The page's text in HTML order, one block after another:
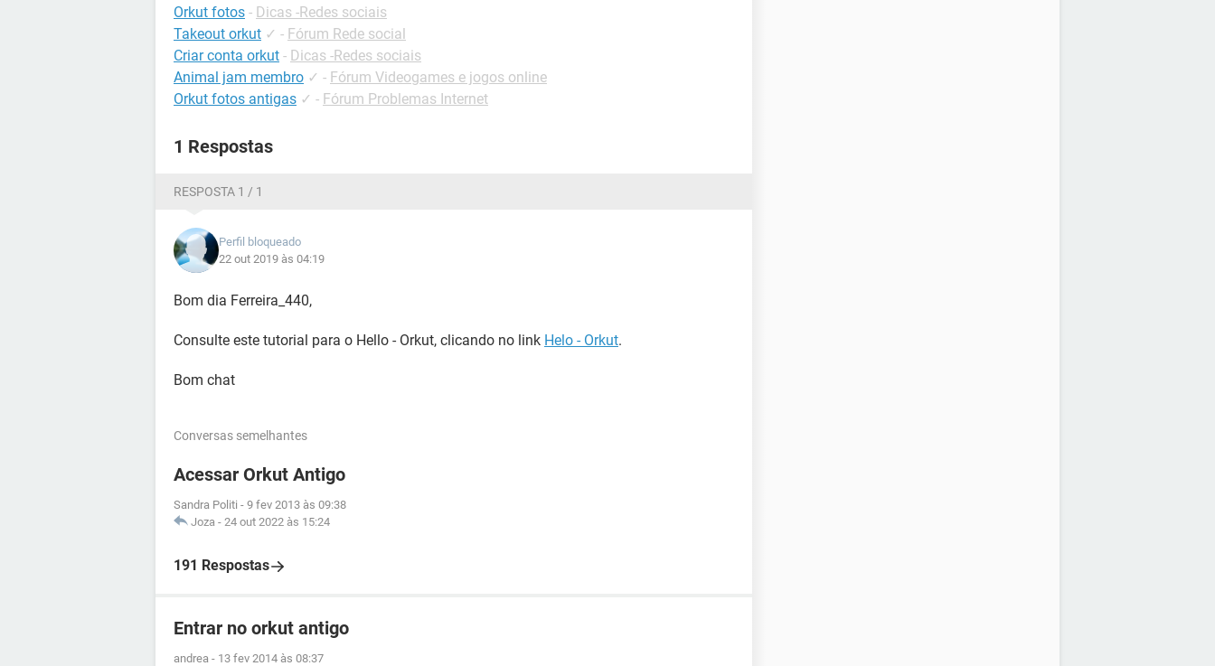
Orkut fotos - Dicas -Redes sociais
Takeout orkut ✓ - Fórum Rede social
Criar conta orkut - Dicas -Redes sociais
Animal jam membro ✓ - Fórum Videogames e jogos online
Orkut fotos antigas ✓ - Fórum Problemas Internet
1 Respostas
RESPOSTA 1 / 1
Perfil bloqueado
22 out 2019 às 04:19
Bom dia Ferreira_440,
Consulte este tutorial para o Hello - Orkut, clicando no link Helo - Orkut.
Bom chat
Conversas semelhantes
Acessar Orkut Antigo
Sandra Politi - 9 fev 2013 às 09:38
Joza - 24 out 2022 às 15:24
191 Respostas
Entrar no orkut antigo
andrea - 13 fev 2014 às 08:37